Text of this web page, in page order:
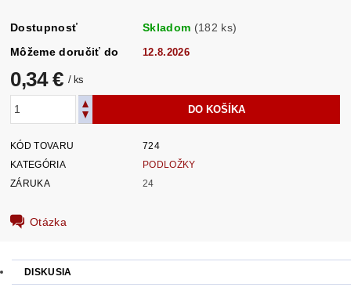
Dostupnosť Skladom (182 ks)
Môžeme doručiť do
12.8.2026
0,34 € / ks
KÓD TOVARU
724
KATEGÓRIA
PODLOŽKY
ZÁRUKA
24
Otázka
DISKUSIA